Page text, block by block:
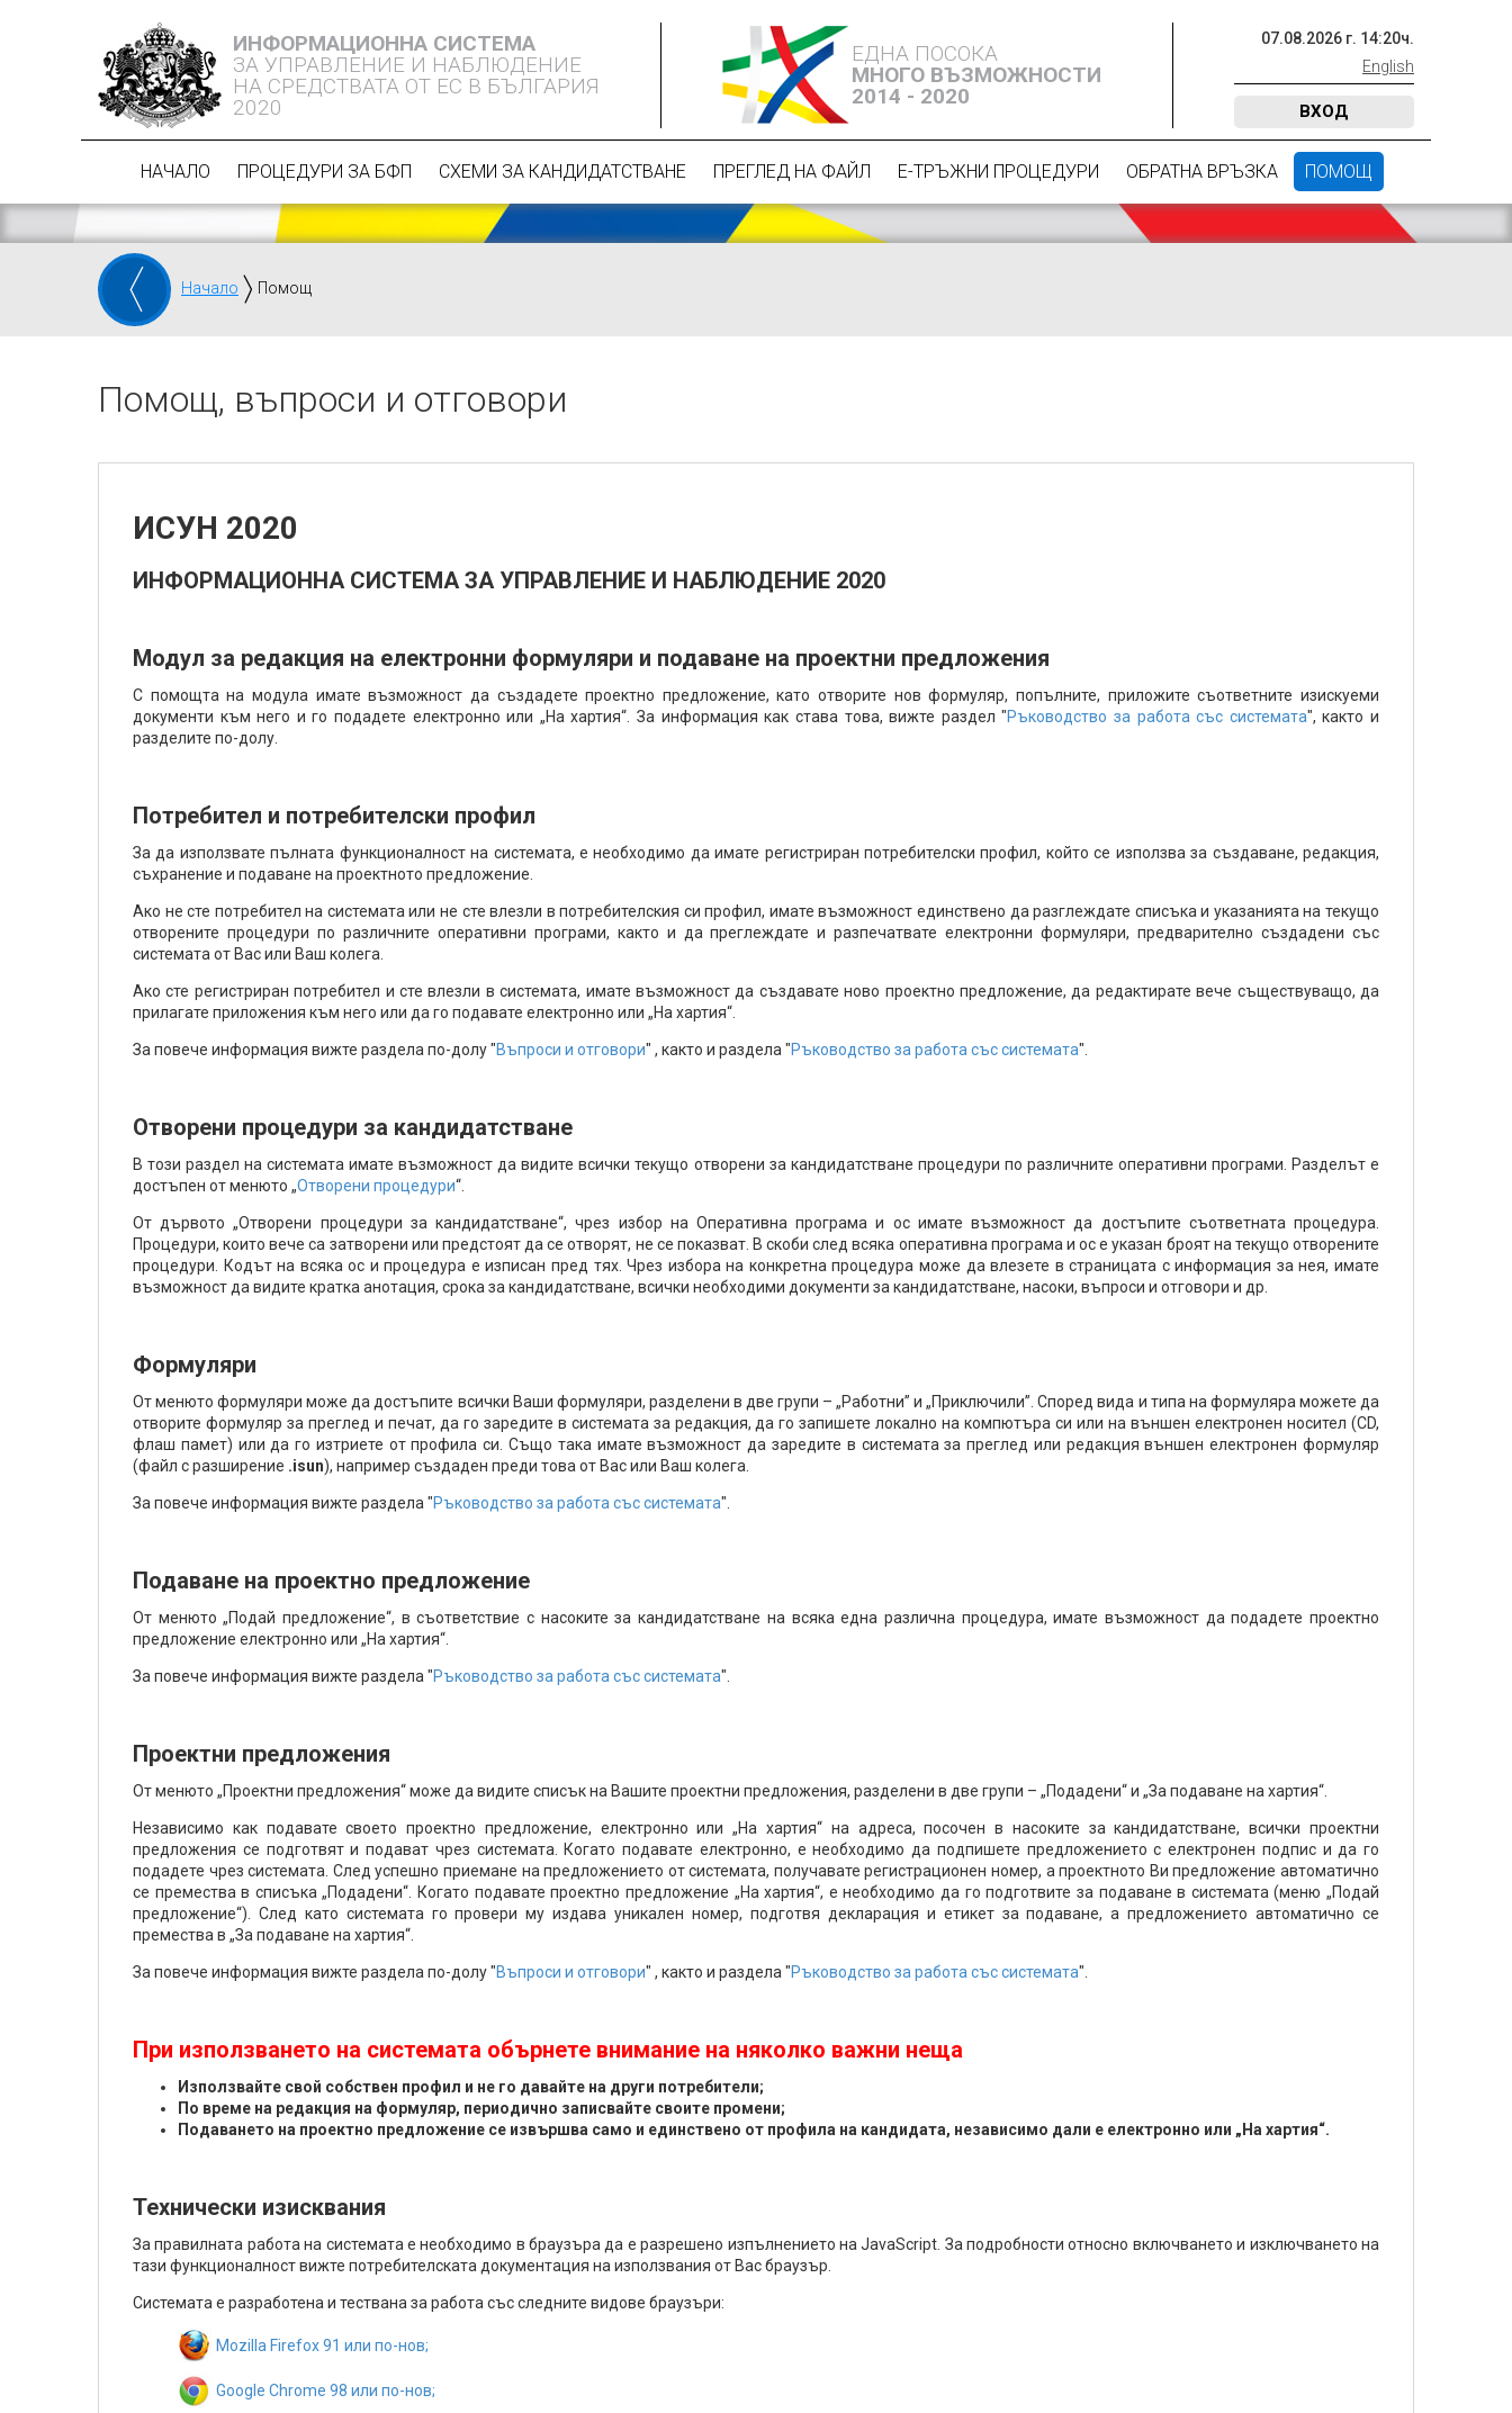
ИНФОРМАЦИОННА СИСТЕМА
ЗА УПРАВЛЕНИЕ И НАБЛЮДЕНИЕ
НА СРЕДСТВАТА ОТ ЕС В БЪЛГАРИЯ
2020
ЕДНА ПОСОКА
МНОГО ВЪЗМОЖНОСТИ
2014 - 2020
07.08.2026 г. 14:20ч.
English
ВХОД
НАЧАЛО ПРОЦЕДУРИ ЗА БФП СХЕМИ ЗА КАНДИДАТСТВАНЕ ПРЕГЛЕД НА ФАЙЛ Е-ТРЪЖНИ ПРОЦЕДУРИ ОБРАТНА ВРЪЗКА ПОМОЩ
Начало Помощ
Помощ, въпроси и отговори
ИСУН 2020
ИНФОРМАЦИОННА СИСТЕМА ЗА УПРАВЛЕНИЕ И НАБЛЮДЕНИЕ 2020
Модул за редакция на електронни формуляри и подаване на проектни предложения
С помощта на модула имате възможност да създадете проектно предложение, като отворите нов формуляр, попълните, приложите съответните изискуеми
документи към него и го подадете електронно или „На хартия“. За информация как става това, вижте раздел "Ръководство за работа със системата", както и
разделите по-долу.
Потребител и потребителски профил
За да използвате пълната функционалност на системата, е необходимо да имате регистриран потребителски профил, който се използва за създаване, редакция,
съхранение и подаване на проектното предложение.
Ако не сте потребител на системата или не сте влезли в потребителския си профил, имате възможност единствено да разглеждате списъка и указанията на текущо
отворените процедури по различните оперативни програми, както и да преглеждате и разпечатвате електронни формуляри, предварително създадени със
системата от Вас или Ваш колега.
Ако сте регистриран потребител и сте влезли в системата, имате възможност да създавате ново проектно предложение, да редактирате вече съществуващо, да
прилагате приложения към него или да го подавате електронно или „На хартия“.
За повече информация вижте раздела по-долу "Въпроси и отговори" , както и раздела "Ръководство за работа със системата".
Отворени процедури за кандидатстване
В този раздел на системата имате възможност да видите всички текущо отворени за кандидатстване процедури по различните оперативни програми. Разделът е
достъпен от менюто „Отворени процедури“.
От дървото „Отворени процедури за кандидатстване“, чрез избор на Оперативна програма и ос имате възможност да достъпите съответната процедура.
Процедури, които вече са затворени или предстоят да се отворят, не се показват. В скоби след всяка оперативна програма и ос е указан броят на текущо отворените
процедури. Кодът на всяка ос и процедура е изписан пред тях. Чрез избора на конкретна процедура може да влезете в страницата с информация за нея, имате
възможност да видите кратка анотация, срока за кандидатстване, всички необходими документи за кандидатстване, насоки, въпроси и отговори и др.
Формуляри
От менюто формуляри може да достъпите всички Ваши формуляри, разделени в две групи – „Работни” и „Приключили”. Според вида и типа на формуляра можете да
отворите формуляр за преглед и печат, да го заредите в системата за редакция, да го запишете локално на компютъра си или на външен електронен носител (CD,
флаш памет) или да го изтриете от профила си. Също така имате възможност да заредите в системата за преглед или редакция външен електронен формуляр
(файл с разширение .isun), например създаден преди това от Вас или Ваш колега.
За повече информация вижте раздела "Ръководство за работа със системата".
Подаване на проектно предложение
От менюто „Подай предложение“, в съответствие с насоките за кандидатстване на всяка една различна процедура, имате възможност да подадете проектно
предложение електронно или „На хартия“.
За повече информация вижте раздела "Ръководство за работа със системата".
Проектни предложения
От менюто „Проектни предложения“ може да видите списък на Вашите проектни предложения, разделени в две групи – „Подадени“ и „За подаване на хартия“.
Независимо как подавате своето проектно предложение, електронно или „На хартия“ на адреса, посочен в насоките за кандидатстване, всички проектни
предложения се подготвят и подават чрез системата. Когато подавате електронно, е необходимо да подпишете предложението с електронен подпис и да го
подадете чрез системата. След успешно приемане на предложението от системата, получавате регистрационен номер, а проектното Ви предложение автоматично
се премества в списъка „Подадени“. Когато подавате проектно предложение „На хартия“, е необходимо да го подготвите за подаване в системата (меню „Подай
предложение“). След като системата го провери му издава уникален номер, подготвя декларация и етикет за подаване, а предложението автоматично се
премества в „За подаване на хартия“.
За повече информация вижте раздела по-долу "Въпроси и отговори" , както и раздела "Ръководство за работа със системата".
При използването на системата обърнете внимание на няколко важни неща
Използвайте свой собствен профил и не го давайте на други потребители;
По време на редакция на формуляр, периодично записвайте своите промени;
Подаването на проектно предложение се извършва само и единствено от профила на кандидата, независимо дали е електронно или „На хартия“.
Технически изисквания
За правилната работа на системата е необходимо в браузъра да е разрешено изпълнението на JavaScript. За подробности относно включването и изключването на
тази функционалност вижте потребителската документация на използвания от Вас браузър.
Системата е разработена и тествана за работа със следните видове браузъри:
Mozilla Firefox 91 или по-нов;
Google Chrome 98 или по-нов;